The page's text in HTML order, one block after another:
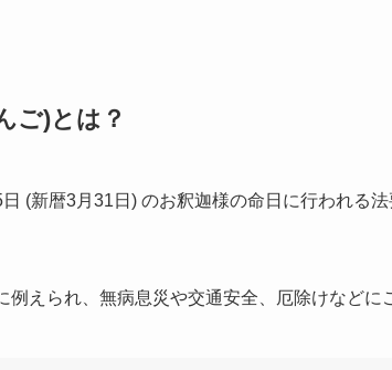
ご)とは？
(新暦3月31日) のお釈迦様の命日に行われる
例えられ、無病息災や交通安全、厄除けなどに